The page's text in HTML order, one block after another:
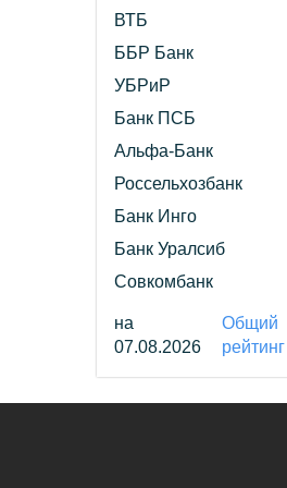
ВТБ
ББР Банк
УБРиР
Банк ПСБ
Альфа-Банк
Россельхозбанк
Банк Инго
Банк Уралсиб
Совкомбанк
на
07.08.2026
Общий
рейтинг